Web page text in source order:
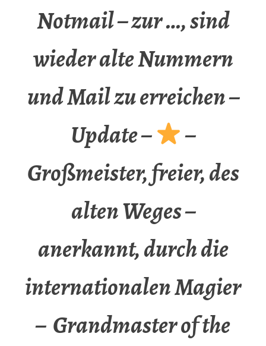
Notmail – zur …, sind
wieder alte Nummern
und Mail zu erreichen –
Update –
–
Großmeister, freier, des
alten Weges –
anerkannt, durch die
internationalen Magier
– Grandmaster of the